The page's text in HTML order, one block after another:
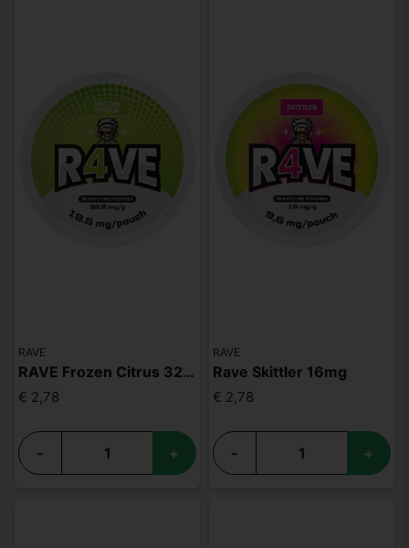
RAVE
RAVE Frozen Citrus 32.5mg
€ 2,78
- +
RAVE
Rave Skittler 16mg
€ 2,78
- +